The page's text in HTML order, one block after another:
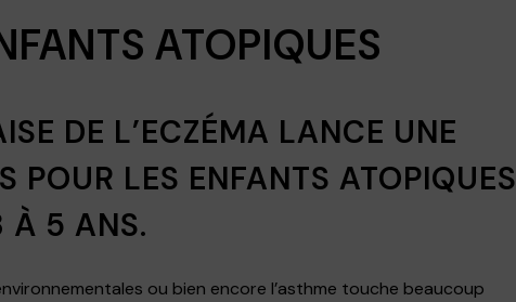
ATOPIQUES
DE L’ECZÉMA LANCE UNE
POUR LES ENFANTS ATOPIQUES
À 5 ANS.
ou bien encore l’asthme touche beaucoup